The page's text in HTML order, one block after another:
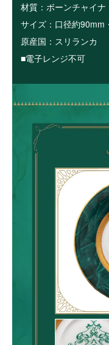
材質：ボーンチャイナ
サイズ：口径約90mm
原産国：スリランカ
■電子レンジ不可